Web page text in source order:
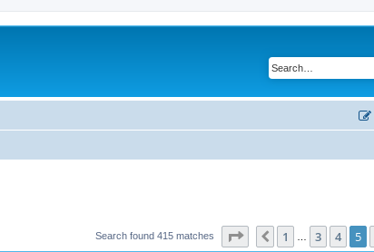
Search found 415 matches Page of 17
Previous
1 3 4 5